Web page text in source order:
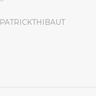
PATRICKTHIBAUT